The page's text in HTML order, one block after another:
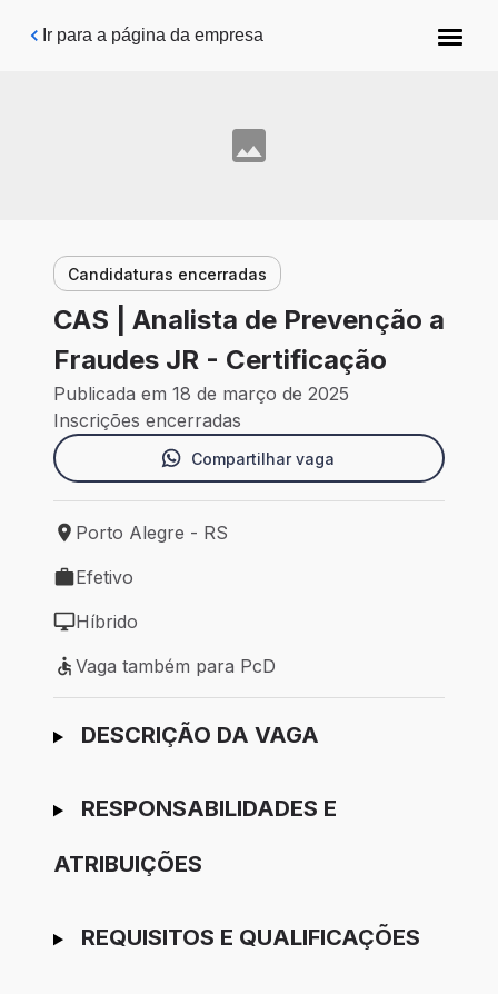
Pular para o conteúdo principal
Ir para a página da empresa
Candidaturas encerradas
CAS | Analista de Prevenção a
Fraudes JR - Certificação
Publicada em 18 de março de 2025
Inscrições encerradas
Compartilhar vaga
Local de trabalho: Porto Alegre - RS
Porto Alegre - RS
Tipo de vaga: Efetivo
Efetivo
Modelo de trabalho: Híbrido
Híbrido
Vaga também para PcD
Vaga também para PcD
Ir para candidatura
DESCRIÇÃO DA VAGA
RESPONSABILIDADES E
ATRIBUIÇÕES
REQUISITOS E QUALIFICAÇÕES